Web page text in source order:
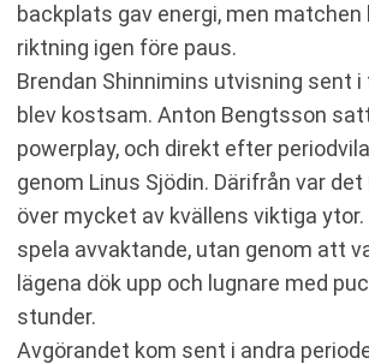
backplats gav energi, men matchen
riktning igen före paus.
Brendan Shinnimins utvisning sent
blev kostsam. Anton Bengtsson
powerplay, och direkt efter
genom Linus Sjödin. Därifrån var
över mycket av kvällens viktiga
spela avvaktande, utan genom att
lägena dök upp och lugnare med
stunder.
Avgörandet kom sent i andra